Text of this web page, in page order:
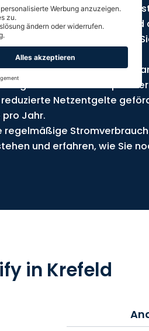
Smart Metergenannt,
Ihre Daten sicher
Stromtarife, durch welche
ist, ganz ohne Aufwand.
nach §14a EnWG
oder ein
Netzentgelte
pro Jahr.
regelmäßige
und erfahren, wie Sie
in Krefeld